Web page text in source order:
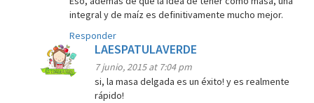
integral y de maíz es definitivamente mucho mejor.
Responder
LAESPATULAVERDE
7 junio, 2015 at 7:04 pm
si, la masa delgada es un éxito! y es realmente
rápido!